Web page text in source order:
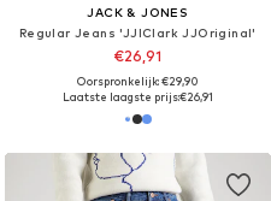
JACK & JONES
Regular Jeans 'JJIClark JJOriginal'
€26,91
Oorspronkelijk: €29,90
Laatste laagste prijs:€26,91